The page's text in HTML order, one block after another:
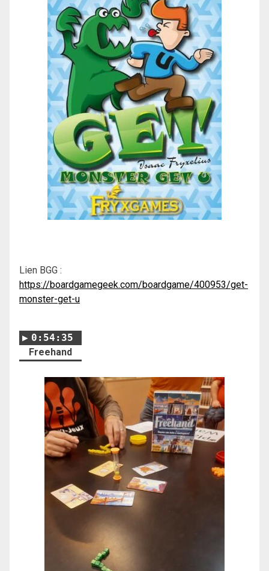
Lien BGG :
https://boardgamegeek.com/boardgame/400953/get-
monster-get-u
0:54:35
Freehand